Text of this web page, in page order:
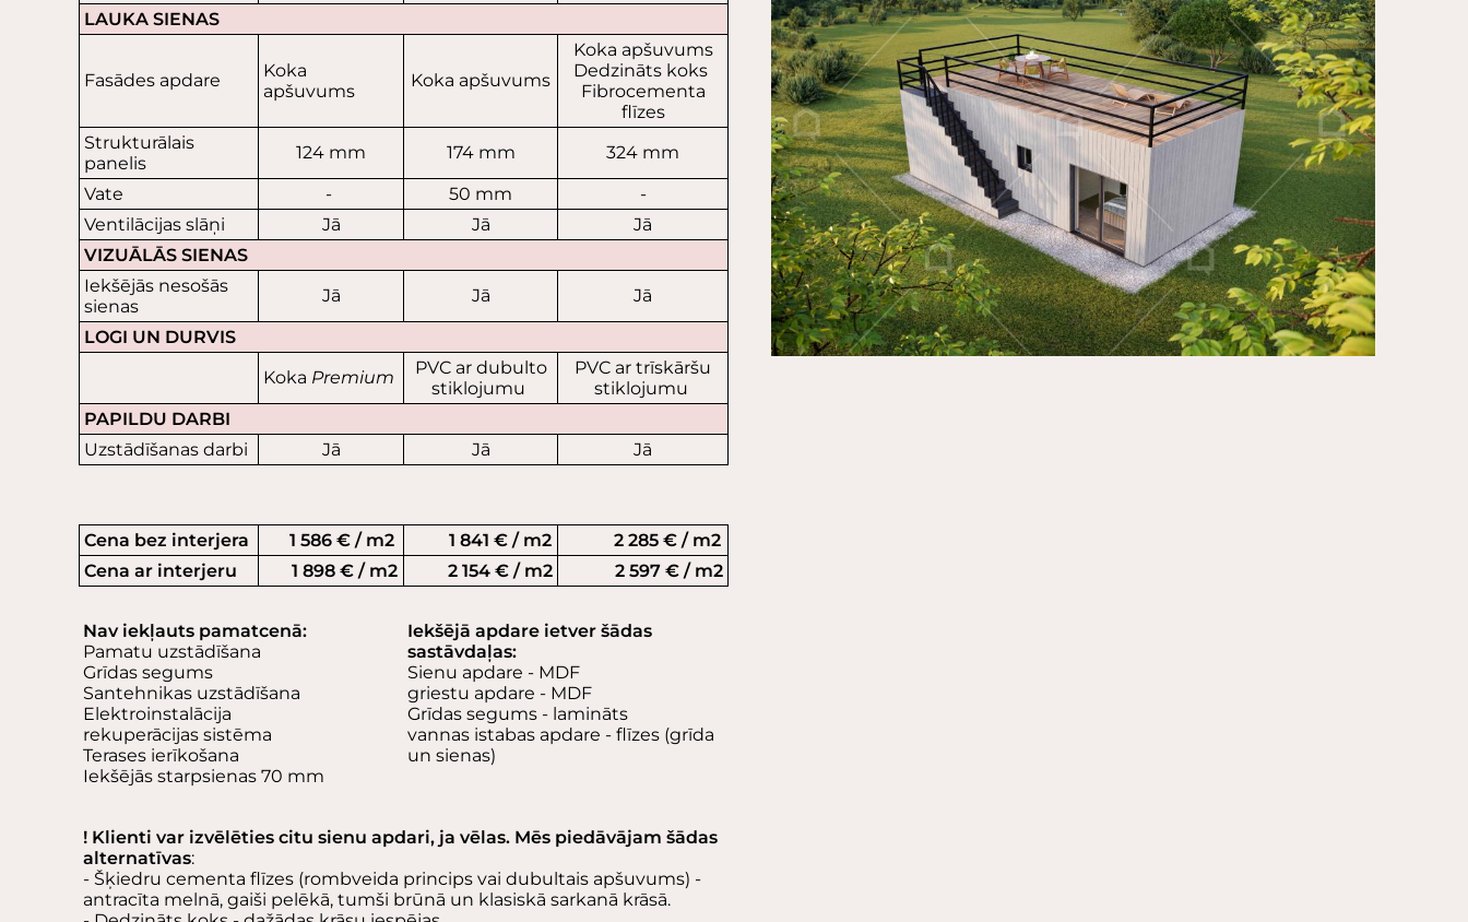
LAUKA SIENAS
Fasādes apdare
Koka
apšuvums
Koka apšuvums
Koka apšuvums
Dedzināts koks
Fibrocementa
flīzes
Strukturālais
panelis
124 mm 174 mm
324 mm
Vate
- 50 mm
-
Ventilācijas slāņi
Jā Jā
Jā
VIZUĀLĀS SIENAS
Iekšējās nesošās
sienas
Jā Jā
Jā
LOGI UN DURVIS
Koka Premium
PVC ar dubulto
stiklojumu
PVC ar trīskāršu
stiklojumu
PAPILDU DARBI
Uzstādīšanas darbi
Jā Jā Jā
Cena bez interjera 1 586 € / m2 1 841 € / m2
2 285 € / m2
Cena ar interjeru
1 898 € / m2 2 154 € / m2 2 597 € / m2
Nav iekļauts pamatcenā:
Pamatu uzstādīšana
Grīdas segums
Santehnikas uzstādīšana
Elektroinstalācija
rekuperācijas sistēma
Terases ierīkošana
Iekšējās starpsienas 70 mm
Iekšējā apdare ietver šādas
sastāvdaļas:
Sienu apdare - MDF
griestu apdare - MDF
Grīdas segums - lamināts
vannas istabas apdare - flīzes (grīda
un sienas)
! Klienti var izvēlēties citu sienu apdari, ja vēlas. Mēs piedāvājam šādas
alternatīvas:
- Šķiedru cementa flīzes (rombveida princips vai dubultais apšuvums) -
antracīta melnā, gaiši pelēkā, tumši brūnā un klasiskā sarkanā krāsā.